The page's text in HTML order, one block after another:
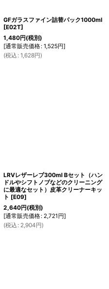
GFガラスファイン詰替パック1000ml
[E02T]
1,480円(税別)
[通常販売価格: 1,525円]
(税込 : 1,628円)
LRVレザーレブ300ml Bセット（ハン
ドルやシフトノブなどのクリーニング
に最適なセット）皮革クリーナーキッ
ト [E09]
2,640円(税別)
[通常販売価格: 2,721 円]
(税込 : 2,904円)